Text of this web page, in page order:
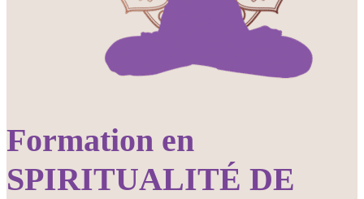
Formation en
SPIRITUALITÉ DE